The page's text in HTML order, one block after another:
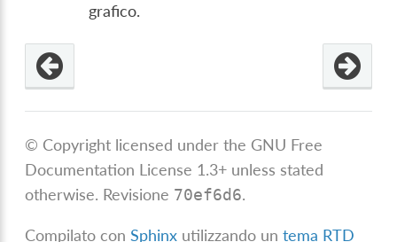
grafico.
© Copyright licensed under the GNU Free
Documentation License 1.3+ unless stated
otherwise. Revisione 70ef6d6.
Compilato conSphinx utilizzando untema RTD